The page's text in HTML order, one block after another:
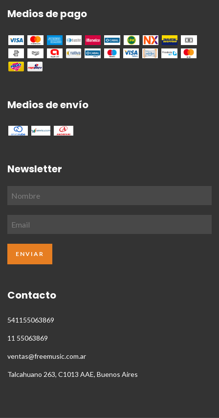
Medios de pago
Medios de envío
Newsletter
Contacto
541155063869
11 55063869
ventas@freemusic.com.ar
Talcahuano 263, C1013 AAE, Buenos Aires